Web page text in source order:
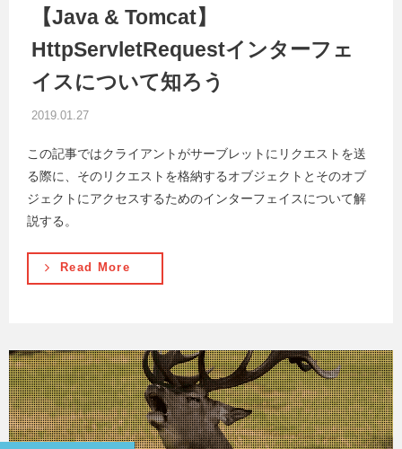
【Java & Tomcat】
HttpServletRequestインターフェ
イスについて知ろう
2019.01.27
この記事ではクライアントがサーブレットにリクエストを送
る際に、そのリクエストを格納するオブジェクトとそのオブ
ジェクトにアクセスするためのインターフェイスについて解
説する。
Read More